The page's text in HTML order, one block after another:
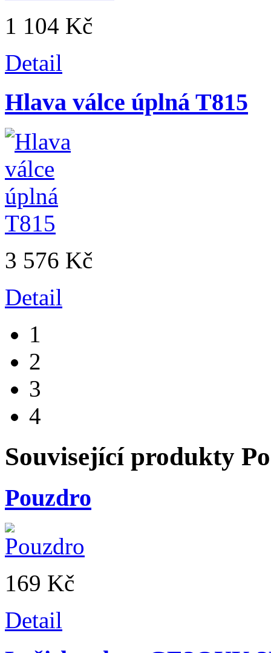
1 104 Kč
Detail
Hlava válce úplná T815
3 576 Kč
Detail
1
2
3
4
Související produkty
Pouzdro
169 Kč
Detail